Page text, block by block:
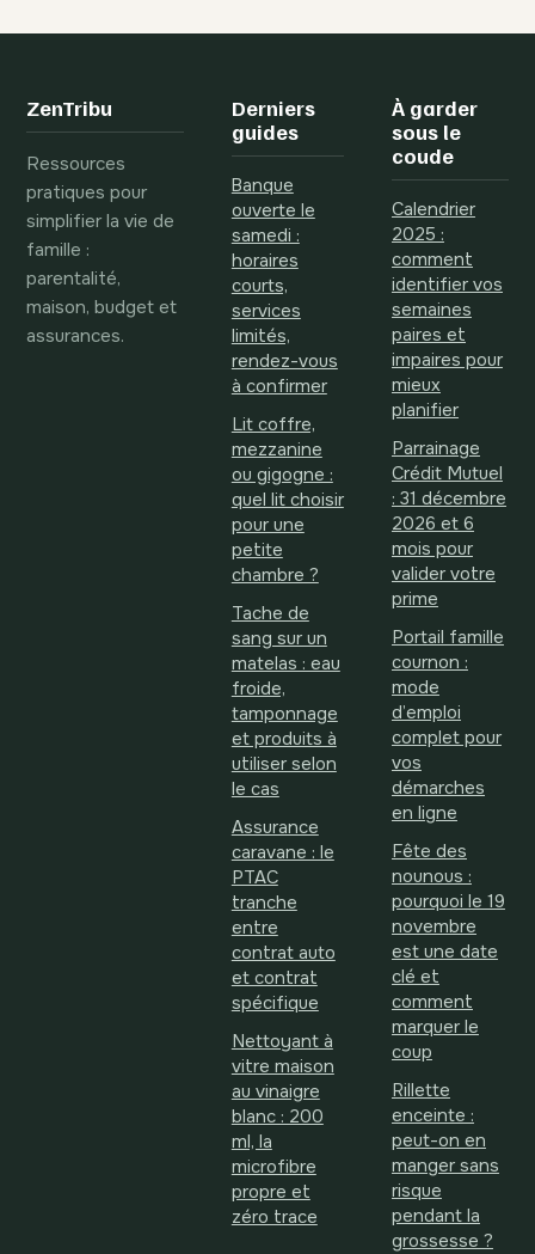
autonomie sans
causes
gestes pour le
soulager
ZenTribu
Ressources
pratiques pour
simplifier la vie de
famille :
parentalité,
maison, budget et
assurances.
Derniers
guides
Banque
ouverte le
samedi :
horaires
courts,
services
limités,
rendez-vous
à confirmer
Lit coffre,
mezzanine
ou gigogne :
quel lit choisir
pour une
petite
chambre ?
Tache de
sang sur un
matelas : eau
froide,
tamponnage
et produits à
utiliser selon
le cas
Assurance
caravane : le
PTAC
tranche
entre
contrat auto
et contrat
spécifique
Nettoyant à
vitre maison
au vinaigre
blanc : 200
ml, la
microfibre
propre et
zéro trace
À garder
sous le
coude
Calendrier
2025 :
comment
identifier vos
semaines
paires et
impaires pour
mieux
planifier
Parrainage
Crédit Mutuel
: 31 décembre
2026 et 6
mois pour
valider votre
prime
Portail famille
cournon :
mode
d’emploi
complet pour
vos
démarches
en ligne
Fête des
nounous :
pourquoi le 19
novembre
est une date
clé et
comment
marquer le
coup
Rillette
enceinte :
peut-on en
manger sans
risque
pendant la
grossesse ?